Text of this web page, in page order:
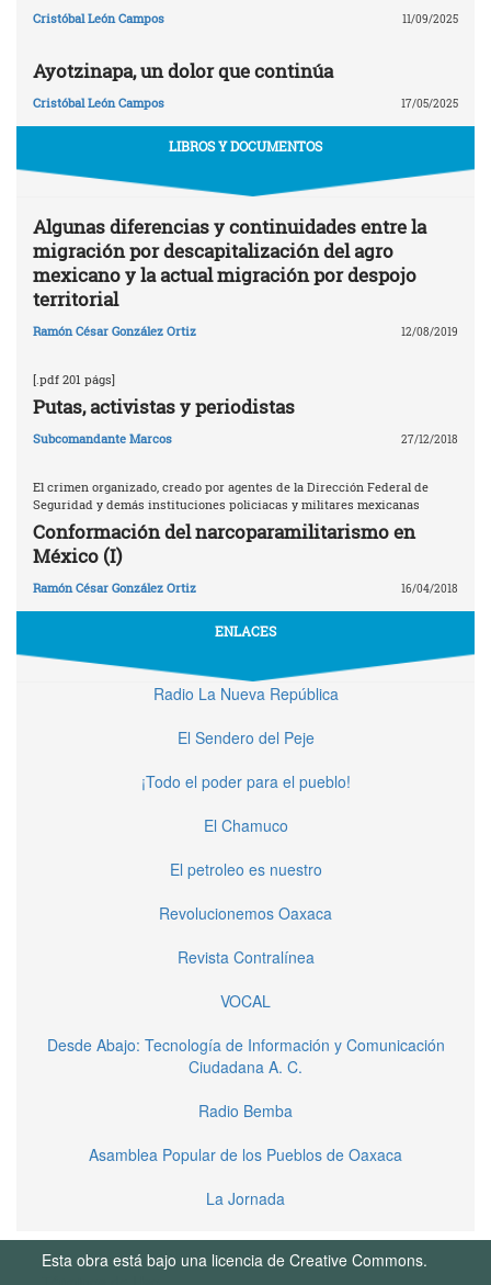
Cristóbal León Campos 11/09/2025
Ayotzinapa, un dolor que continúa
Cristóbal León Campos 17/05/2025
LIBROS Y DOCUMENTOS
Algunas diferencias y continuidades entre la
migración por descapitalización del agro
mexicano y la actual migración por despojo
territorial
Ramón César González Ortiz 12/08/2019
[.pdf 201 págs]
Putas, activistas y periodistas
Subcomandante Marcos 27/12/2018
El crimen organizado, creado por agentes de la Dirección Federal de
Seguridad y demás instituciones policiacas y militares mexicanas
Conformación del narcoparamilitarismo en
México (I)
Ramón César González Ortiz 16/04/2018
ENLACES
Radio La Nueva República
El Sendero del Peje
¡Todo el poder para el pueblo!
El Chamuco
El petroleo es nuestro
Revolucionemos Oaxaca
Revista Contralínea
VOCAL
Desde Abajo: Tecnología de Información y Comunicación
Ciudadana A. C.
Radio Bemba
Asamblea Popular de los Pueblos de Oaxaca
La Jornada
Esta obra está bajo una licencia de Creative Commons.